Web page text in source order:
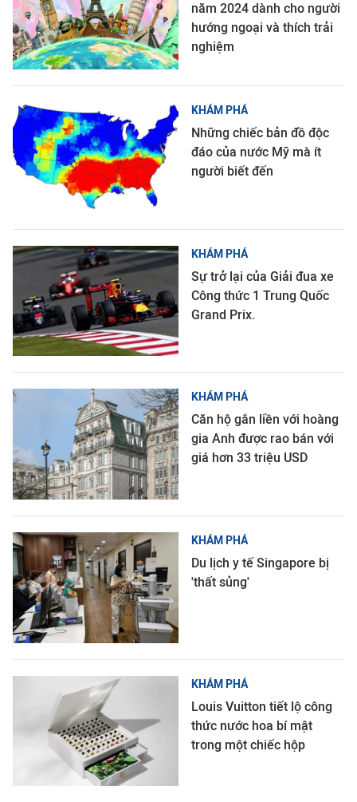
năm 2024 dành cho người
hướng ngoại và thích trải
nghiệm
KHÁM PHÁ
Những chiếc bản đồ độc
đáo của nước Mỹ mà ít
người biết đến
KHÁM PHÁ
Sự trở lại của Giải đua xe
Công thức 1 Trung Quốc
Grand Prix.
KHÁM PHÁ
Căn hộ gắn liền với hoàng
gia Anh được rao bán với
giá hơn 33 triệu USD
KHÁM PHÁ
Du lịch y tế Singapore bị
'thất sủng'
KHÁM PHÁ
Louis Vuitton tiết lộ công
thức nước hoa bí mật
trong một chiếc hộp